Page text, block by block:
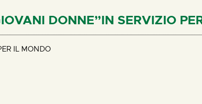
DONNE”IN SERVIZIO
IL MONDO